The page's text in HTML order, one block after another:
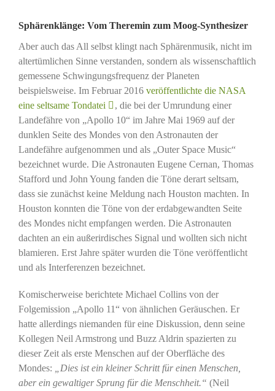
Sphärenklänge: Vom Theremin zum Moog-Synthesizer
Aber auch das All selbst klingt nach Sphärenmusik, nicht im
altertümlichen Sinne verstanden, sondern als wissenschaftlich
gemessene Schwingungsfrequenz der Planeten
beispielsweise. Im Februar 2016 veröffentlichte die NASA
eine seltsame Tondatei
, die bei der Umrundung einer
Landefähre von „Apollo 10“ im Jahre Mai 1969 auf der
dunklen Seite des Mondes von den Astronauten der
Landefähre aufgenommen und als „Outer Space Music“
bezeichnet wurde. Die Astronauten Eugene Cernan, Thomas
Stafford und John Young fanden die Töne derart seltsam,
dass sie zunächst keine Meldung nach Houston machten. In
Houston konnten die Töne von der erdabgewandten Seite
des Mondes nicht empfangen werden. Die Astronauten
dachten an ein außerirdisches Signal und wollten sich nicht
blamieren. Erst Jahre später wurden die Töne veröffentlicht
und als Interferenzen bezeichnet.
Komischerweise berichtete Michael Collins von der
Folgemission „Apollo 11“ von ähnlichen Geräuschen. Er
hatte allerdings niemanden für eine Diskussion, denn seine
Kollegen Neil Armstrong und Buzz Aldrin spazierten zu
dieser Zeit als erste Menschen auf der Oberfläche des
Mondes:
„Dies ist ein kleiner Schritt für einen Menschen,
aber ein gewaltiger Sprung für die Menschheit.“ (Neil